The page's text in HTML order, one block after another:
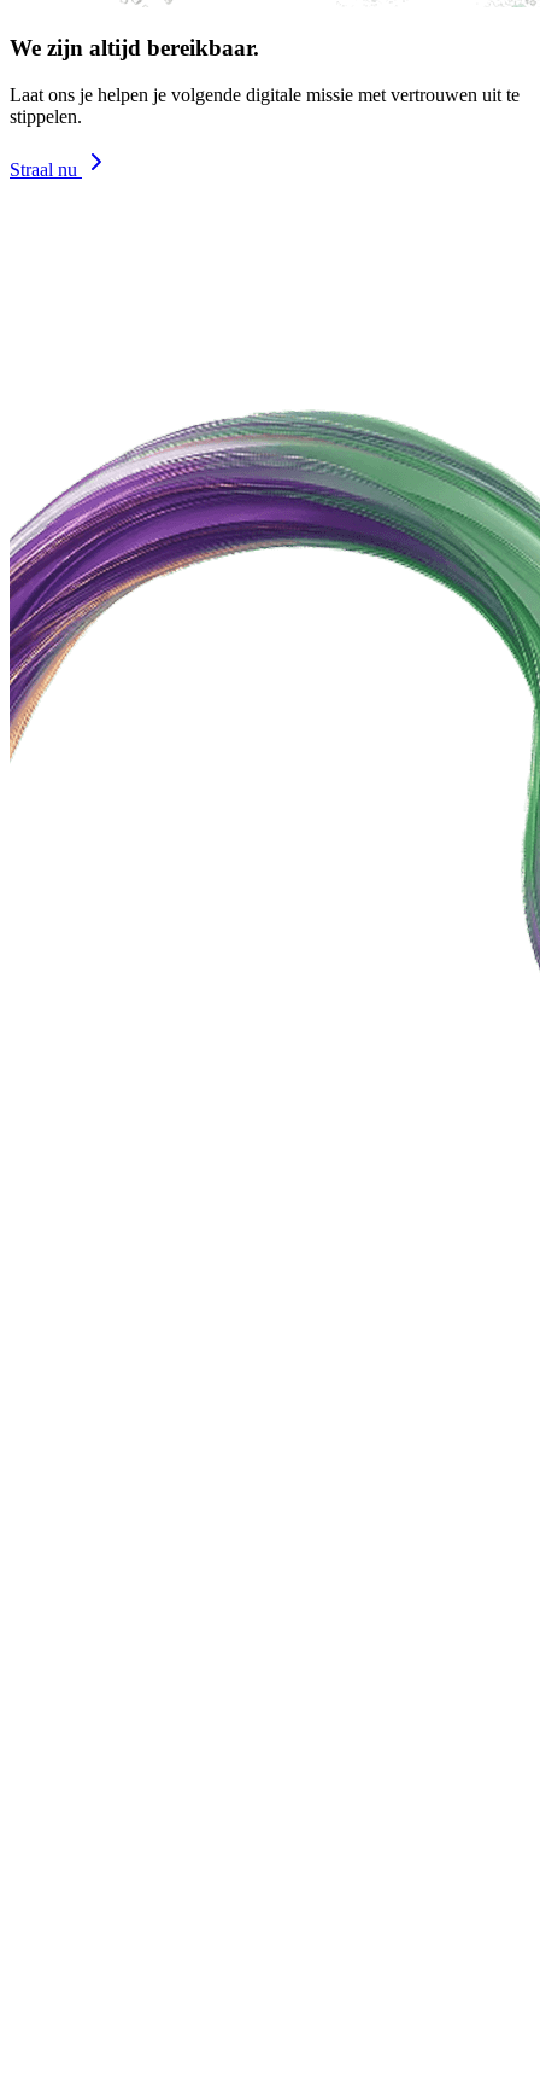
We zijn altijd bereikbaar.
Laat ons je helpen je volgende digitale missie met vertrouwen uit te
stippelen.
Straal nu